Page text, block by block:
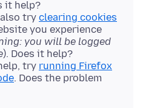
it help?
try clearing cookies
you experience
you will be logged
). Does it help?
try running Firefox
. Does the problem